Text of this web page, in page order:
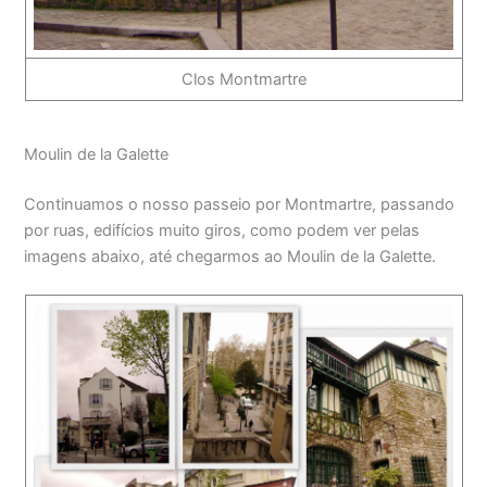
Clos Montmartre
Moulin de la Galette
Continuamos o nosso passeio por Montmartre, passando
por ruas, edifícios muito giros, como podem ver pelas
imagens abaixo, até chegarmos ao Moulin de la Galette.